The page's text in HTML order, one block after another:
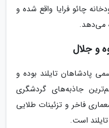
چائو فرایا واقع شده و
می‌دهد.
و جلال
پادشاهان تایلند بوده و
جاذبه‌های گردشگری
فاخر و تزئینات طلایی
است.